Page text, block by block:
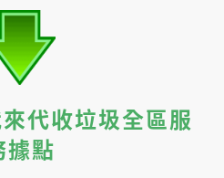
代收垃圾全區服
據點